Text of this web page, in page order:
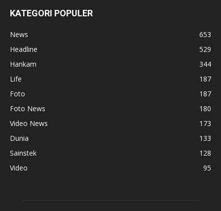
KATEGORI POPULER
News
653
Headline
529
Hankam
344
Life
187
Foto
187
Foto News
180
Video News
173
Dunia
133
Sainstek
128
Video
95